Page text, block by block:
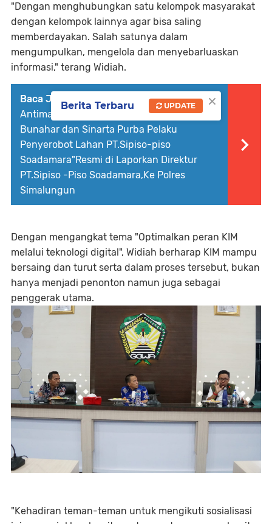
"Dengan menghubungkan satu kelompok masyarakat
dengan kelompok lainnya agar bisa saling
memberdayakan. Salah satunya dalam
mengumpulkan, mengelola dan menyebarluaskan
informasi," terang Widiah.
Baca Juga :
Oknum Yang Mengaku Satgas
Antimafia Tanah Mabes Polri Serta Hartanto
Bunahar dan Sinarta Purba Pelaku
Penyerobot Lahan PT.Sipiso-piso
Soadamara"Resmi di Laporkan Direktur
PT.Sipiso -Piso Soadamara,Ke Polres
Simalungun
Dengan mengangkat tema "Optimalkan peran KIM
melalui teknologi digital", Widiah berharap KIM mampu
bersaing dan turut serta dalam proses tersebut, bukan
hanya menjadi penonton namun juga sebagai
penggerak utama.
"Kehadiran teman-teman untuk mengikuti sosialisasi
×
Berita Terbaru UPDATE